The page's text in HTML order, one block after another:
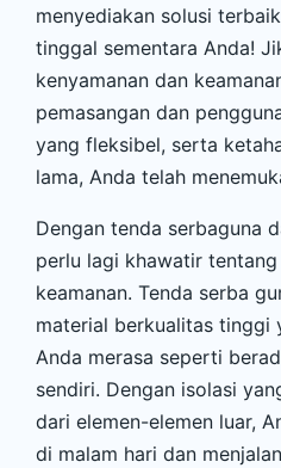
menyediakan solusi
tinggal sementara Anda!
kenyamanan dan
pemasangan dan
yang fleksibel, serta
lama, Anda telah
Dengan tenda serbaguna
perlu lagi khawatir
keamanan. Tenda serba
material berkualitas tinggi
Anda merasa seperti
sendiri. Dengan isolasi
dari elemen-elemen luar,
di malam hari dan